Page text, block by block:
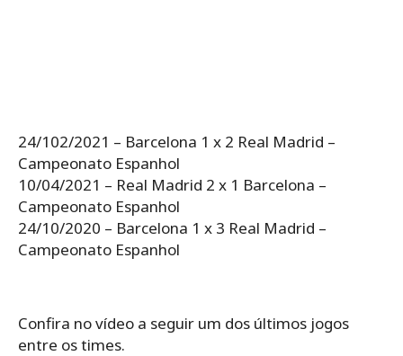
24/102/2021 – Barcelona 1 x 2 Real Madrid –
Campeonato Espanhol
10/04/2021 – Real Madrid 2 x 1 Barcelona –
Campeonato Espanhol
24/10/2020 – Barcelona 1 x 3 Real Madrid –
Campeonato Espanhol
Confira no vídeo a seguir um dos últimos jogos
entre os times.